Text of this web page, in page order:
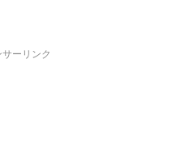
サーリンク